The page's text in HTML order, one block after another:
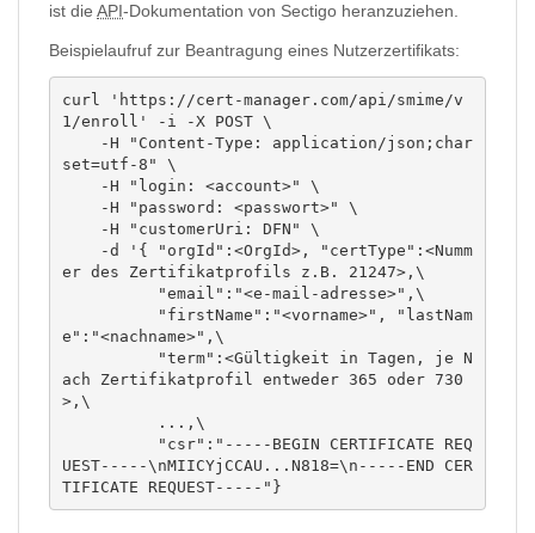
ist die API-Dokumentation von Sectigo heranzuziehen.
Beispielaufruf zur Beantragung eines Nutzerzertifikats:
curl 'https://cert-manager.com/api/smime/v
1/enroll' -i -X POST \
set=utf-8" \
er des Zertifikatprofils z.B. 21247>,\
e":"<nachname>",\
ach Zertifikatprofil entweder 365 oder 730
>,\
UEST-----\nMIICYjCCAU...N818=\n-----END CER
TIFICATE REQUEST-----"}